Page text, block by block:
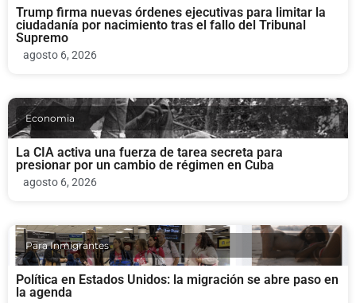
Trump firma nuevas órdenes ejecutivas para limitar la
ciudadanía por nacimiento tras el fallo del Tribunal
Supremo
agosto 6, 2026
Economia
La CIA activa una fuerza de tarea secreta para
presionar por un cambio de régimen en Cuba
agosto 6, 2026
Para Inmigrantes
Política en Estados Unidos: la migración se abre paso en
la agenda